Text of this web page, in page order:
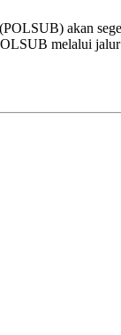
akan
melalui